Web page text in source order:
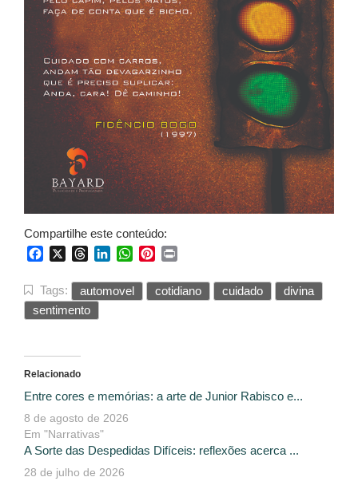
Compartilhe este conteúdo:
FacebookThreadsLinkedInWhatsApp
Pinterest
Tags: automovel cotidiano cuidado
divina
sentimento
Relacionado
Entre cores e memórias: a arte de Junior Rabisco e...
8 de agosto de 2026
Em "Narrativas"
A Sorte das Despedidas Difíceis: reflexões acerca ...
28 de julho de 2026